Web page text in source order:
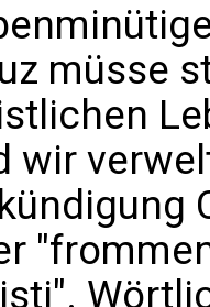
müsse
wir